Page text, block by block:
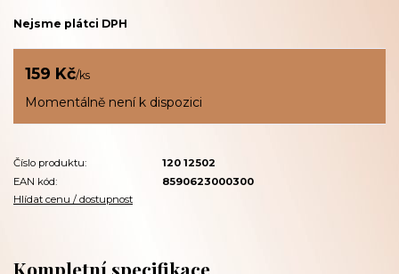
Nejsme plátci DPH
159 Kč/ks
Momentálně není k dispozici
Číslo produktu:
120 12502
EAN kód:
8590623000300
Hlídat cenu / dostupnost
Kompletní specifikace